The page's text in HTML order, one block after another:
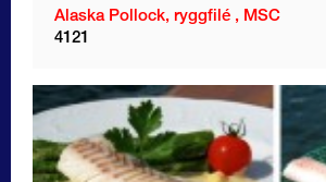
Alaska Pollock, ryggfilé , MSC
4121